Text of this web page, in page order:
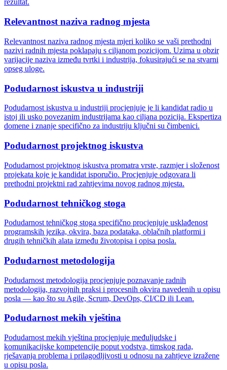
rezultat.
Relevantnost naziva radnog mjesta
Relevantnost naziva radnog mjesta mjeri koliko se vaši prethodni
nazivi radnih mjesta poklapaju s ciljanom pozicijom. Uzima u obzir
varijacije naziva između tvrtki i industrija, fokusirajući se na stvarni
opseg uloge.
Podudarnost iskustva u industriji
Podudarnost iskustva u industriji procjenjuje je li kandidat radio u
istoj ili usko povezanim industrijama kao ciljana pozicija. Ekspertiza
domene i znanje specifično za industriju ključni su čimbenici.
Podudarnost projektnog iskustva
Podudarnost projektnog iskustva promatra vrste, razmjer i složenost
projekata koje je kandidat isporučio. Procjenjuje odgovara li
prethodni projektni rad zahtjevima novog radnog mjesta.
Podudarnost tehničkog stoga
Podudarnost tehničkog stoga specifično procjenjuje usklađenost
programskih jezika, okvira, baza podataka, oblačnih platformi i
drugih tehničkih alata između životopisa i opisa posla.
Podudarnost metodologija
Podudarnost metodologija procjenjuje poznavanje radnih
metodologija, razvojnih praksi i procesnih okvira navedenih u opisu
posla — kao što su Agile, Scrum, DevOps, CI/CD ili Lean.
Podudarnost mekih vještina
Podudarnost mekih vještina procjenjuje međuljudske i
komunikacijske kompetencije poput vodstva, timskog rada,
rješavanja problema i prilagodljivosti u odnosu na zahtjeve izražene
u opisu posla.